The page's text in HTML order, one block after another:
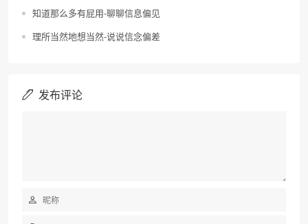
知道那么多有屁用-聊聊信息偏见
理所当然地想当然-说说信念偏差
发布评论